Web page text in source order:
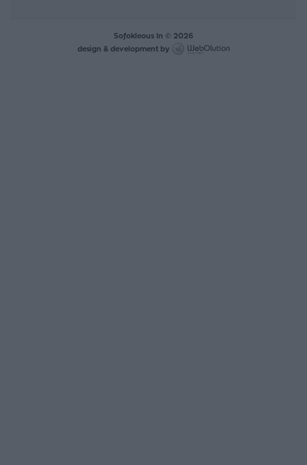
Sofokleous In © 2026
design & development by